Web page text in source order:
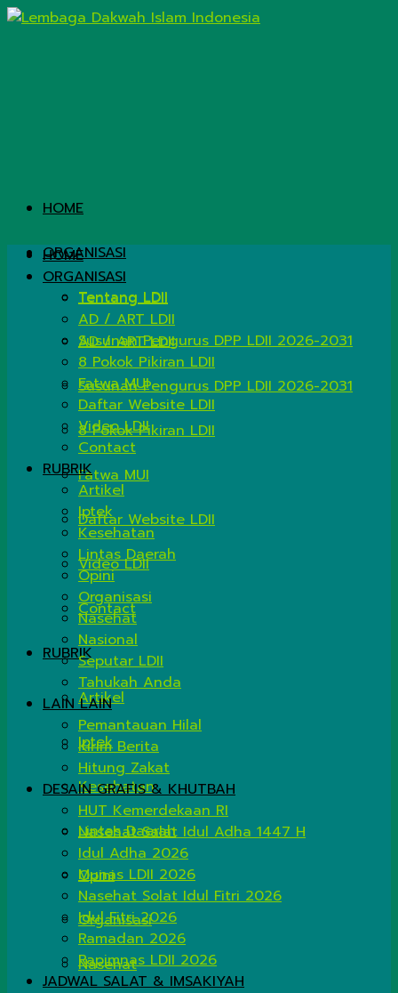
HOME
ORGANISASI
Tentang LDII
AD / ART LDII
Susunan Pengurus DPP LDII 2026-2031
8 Pokok Pikiran LDII
Fatwa MUI
Daftar Website LDII
Video LDII
Contact
RUBRIK
Artikel
Iptek
Kesehatan
Lintas Daerah
Opini
Organisasi
Nasehat
HOME
ORGANISASI
Tentang LDII
AD / ART LDII
Susunan Pengurus DPP LDII 2026-2031
8 Pokok Pikiran LDII
Fatwa MUI
Daftar Website LDII
Video LDII
Contact
RUBRIK
Artikel
Iptek
Kesehatan
Lintas Daerah
Opini
Organisasi
Nasehat
Nasional
Seputar LDII
Tahukah Anda
LAIN LAIN
Pemantauan Hilal
Kirim Berita
Hitung Zakat
DESAIN GRAFIS & KHUTBAH
HUT Kemerdekaan RI
Nasehat Salat Idul Adha 1447 H
Idul Adha 2026
Munas LDII 2026
Nasehat Solat Idul Fitri 2026
Idul Fitri 2026
Ramadan 2026
Rapimnas LDII 2026
JADWAL SALAT & IMSAKIYAH